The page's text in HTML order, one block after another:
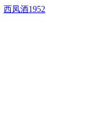
西凤酒1952